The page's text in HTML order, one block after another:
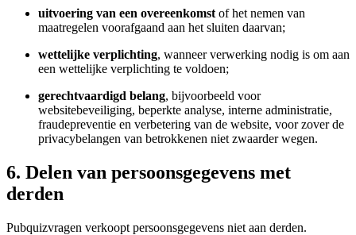
uitvoering van een overeenkomst of het nemen van
maatregelen voorafgaand aan het sluiten daarvan;
wettelijke verplichting, wanneer verwerking nodig is om aan
een wettelijke verplichting te voldoen;
gerechtvaardigd belang, bijvoorbeeld voor
websitebeveiliging, beperkte analyse, interne administratie,
fraudepreventie en verbetering van de website, voor zover de
privacybelangen van betrokkenen niet zwaarder wegen.
6. Delen van persoonsgegevens met
derden
Pubquizvragen verkoopt persoonsgegevens niet aan derden.